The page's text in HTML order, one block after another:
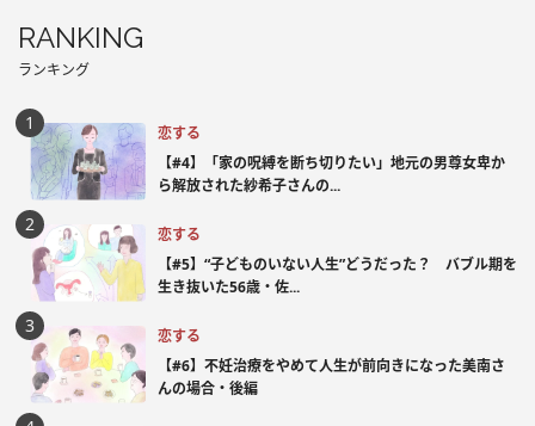
RANKING
ランキング
恋する
【#4】「家の呪縛を断ち切りたい」地元の男尊女卑か
ら解放された紗希子さんの...
恋する
【#5】“子どものいない人生”どうだった？ バブル期を
生き抜いた56歳・佐...
恋する
【#6】不妊治療をやめて人生が前向きになった美南さ
んの場合・後編